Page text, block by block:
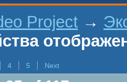
Project →
4 5 Next